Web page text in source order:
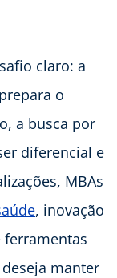
claro: a
o
a busca por
diferencial e
MBAs
, inovação
manter